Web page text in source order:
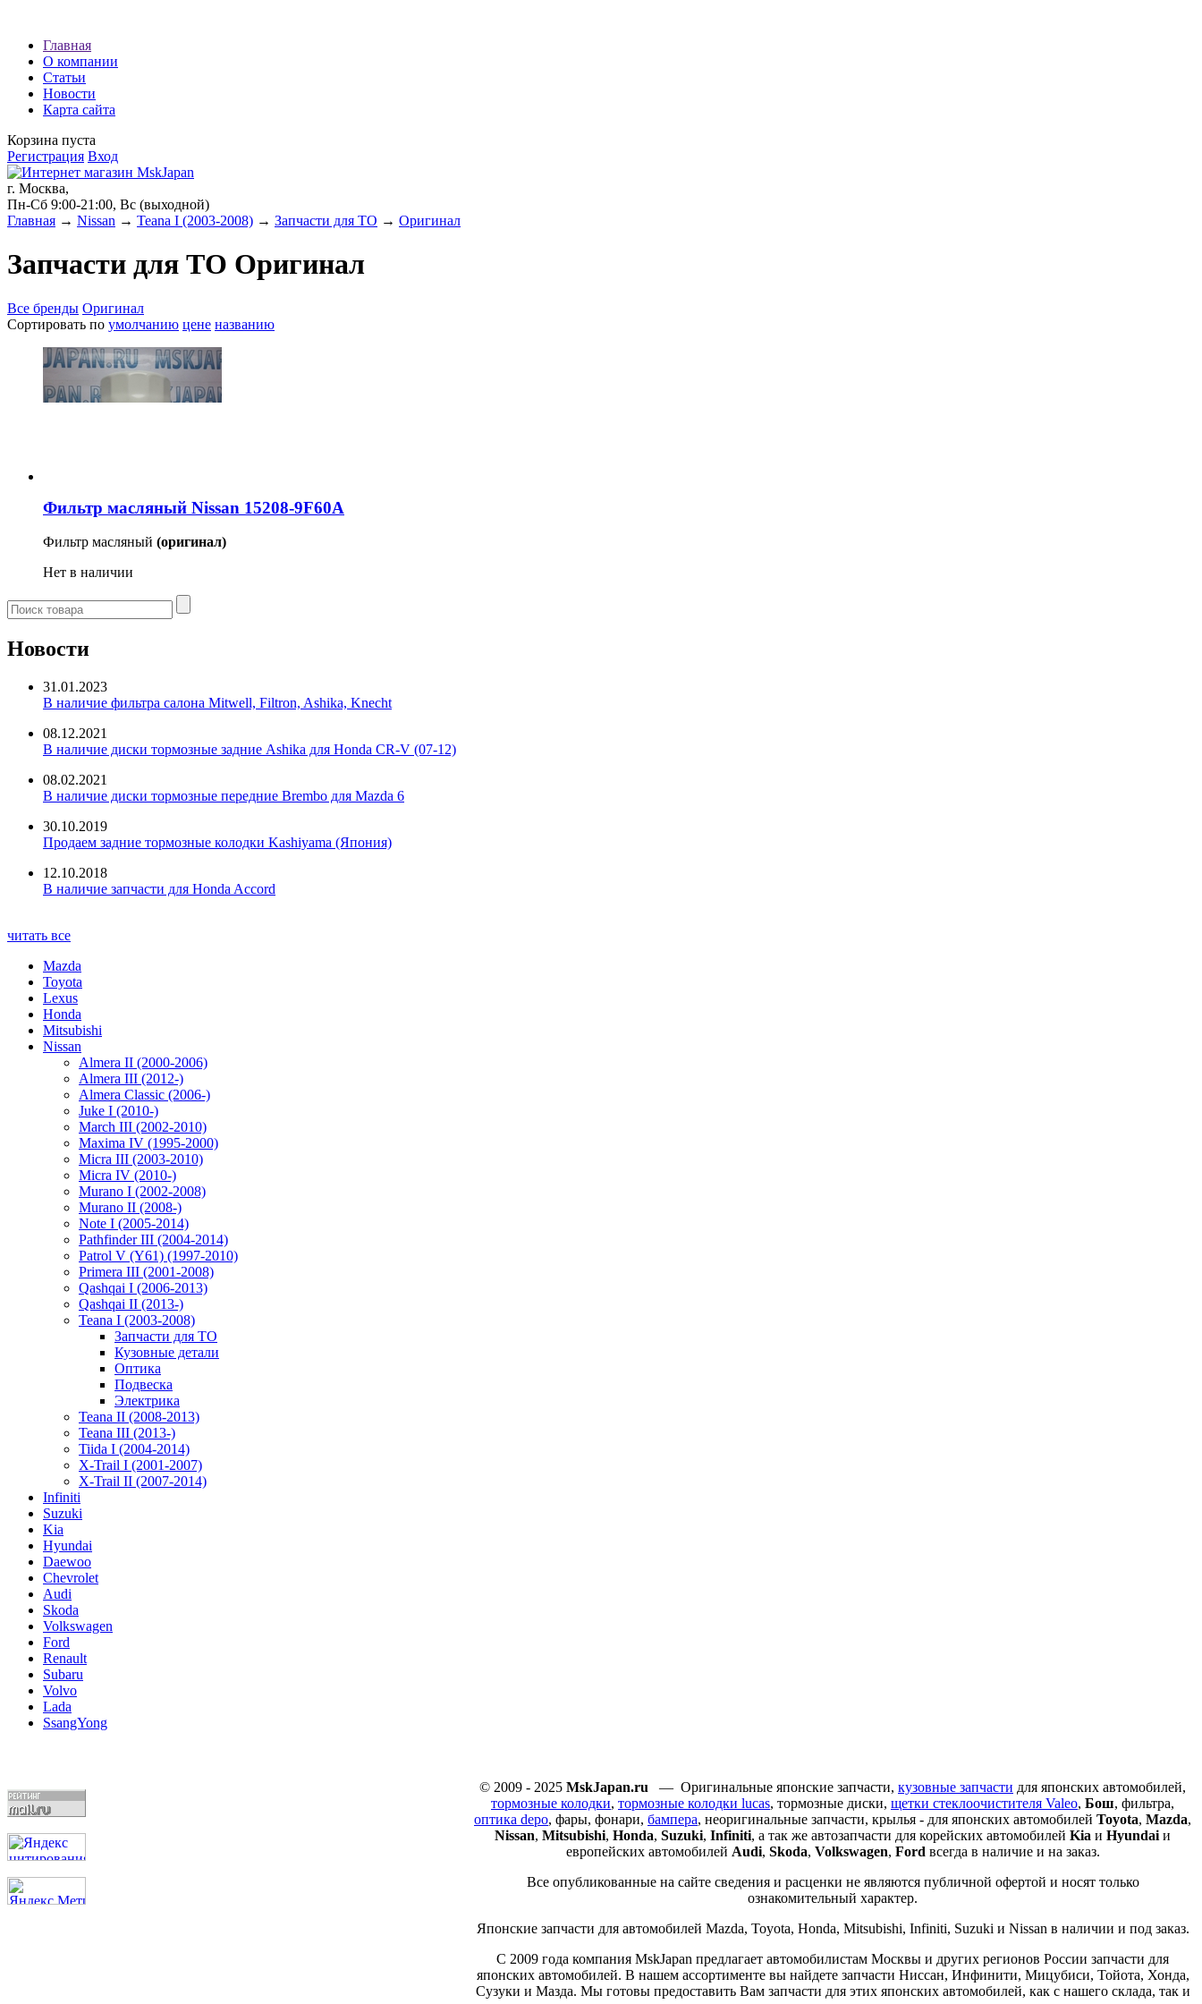
экспресс займы
Главная
О компании
Статьи
Новости
Карта сайта
Корзина пуста
Регистрация Вход
г. Москва,
Пн-Сб 9:00-21:00, Вс (выходной)
Главная → Nissan → Teana I (2003-2008) → Запчасти для ТО → Оригинал
Запчасти для ТО Оригинал
Все бренды Оригинал
Сортировать по умолчанию цене названию
Фильтр масляный Nissan 15208-9F60A
Фильтр масляный (оригинал)
Нет в наличии
Новости
31.01.2023
В наличие фильтра салона Mitwell, Filtron, Ashika, Knecht
08.12.2021
В наличие диски тормозные задние Ashika для Honda CR-V (07-12)
08.02.2021
В наличие диски тормозные передние Brembo для Mazda 6
30.10.2019
Продаем задние тормозные колодки Kashiyama (Япония)
12.10.2018
В наличие запчасти для Honda Accord
читать все
Mazda
Toyota
Lexus
Honda
Mitsubishi
Nissan
Almera II (2000-2006)
Almera III (2012-)
Almera Classic (2006-)
Juke I (2010-)
March III (2002-2010)
Maxima IV (1995-2000)
Micra III (2003-2010)
Micra IV (2010-)
Murano I (2002-2008)
Murano II (2008-)
Note I (2005-2014)
Pathfinder III (2004-2014)
Patrol V (Y61) (1997-2010)
Primera III (2001-2008)
Qashqai I (2006-2013)
Qashqai II (2013-)
Teana I (2003-2008)
Запчасти для ТО
Кузовные детали
Оптика
Подвеска
Электрика
Teana II (2008-2013)
Teana III (2013-)
Tiida I (2004-2014)
X-Trail I (2001-2007)
X-Trail II (2007-2014)
Infiniti
Suzuki
Kia
Hyundai
Daewoo
Chevrolet
Audi
Skoda
Volkswagen
Ford
Renault
Subaru
Volvo
Lada
SsangYong
© 2009 - 2025 MskJapan.ru — Оригинальные японские запчасти, кузовные запчасти для японских автомобилей,
тормозные колодки, тормозные колодки lucas, тормозные диски, щетки стеклоочистителя Valeo, Бош, фильтра,
оптика depo, фары, фонари, бампера, неоригинальные запчасти, крылья - для японских автомобилей Toyota, Mazda,
Nissan, Mitsubishi, Honda, Suzuki, Infiniti, а так же автозапчасти для корейских автомобилей Kia и Hyundai и
европейских автомобилей Audi, Skoda, Volkswagen, Ford всегда в наличие и на заказ.
Все опубликованные на сайте сведения и расценки не являются публичной офертой и носят только
ознакомительный характер.
Японские запчасти для автомобилей Mazda, Toyota, Honda, Mitsubishi, Infiniti, Suzuki и Nissan в наличии и под заказ.
С 2009 года компания MskJapan предлагает автомобилистам Москвы и других регионов России запчасти для
японских автомобилей. В нашем ассортименте вы найдете запчасти Ниссан, Инфинити, Мицубиси, Тойота, Хонда,
Сузуки и Мазда. Мы готовы предоставить Вам запчасти для этих японских автомобилей, как с нашего склада, так и